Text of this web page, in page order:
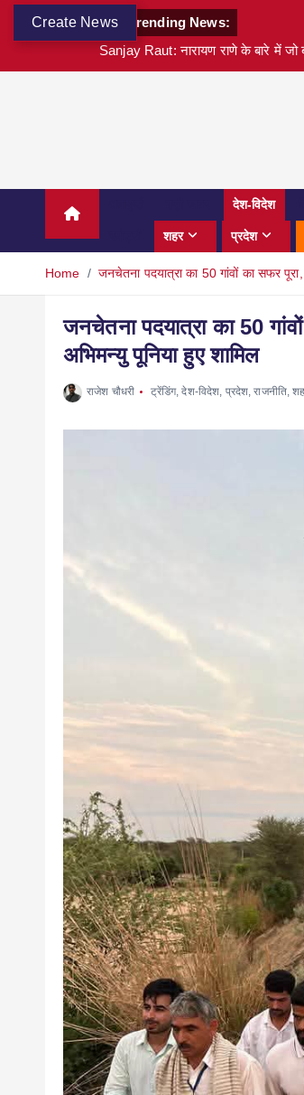
Create News
Trending News:
Sanjay Raut: नारायण राणे के बारे में जो
देश-विदेश
शहर प्रदेश
Home जनचेतना पदयात्रा का 50 गांवों का सफर
जनचेतना पदयात्रा का 50
अभिमन्यु पूनिया हुए शामिल
राजेश चौधरी ट्रेंडिंग,देश-विदेश, प्रदेश,राजनीति,